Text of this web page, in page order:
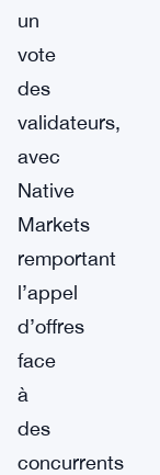
un
vote
des
validateurs,
avec
Native
Markets
remportant
l’appel
d’offres
face
à
des
concurrents